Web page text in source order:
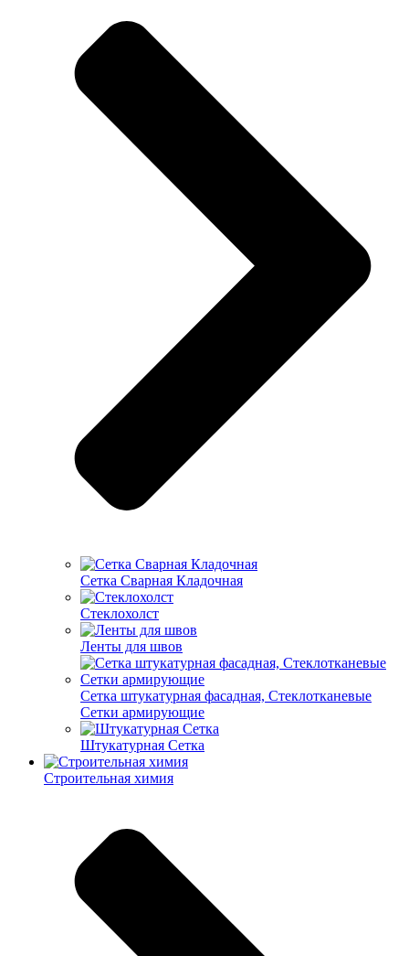
Cетка Сварная Кладочная
Cтеклохолст
Ленты для швов
Сетка штукатурная фасадная, Стеклотканевые
Сетки армирующие
Штукатурная Сетка
Строительная химия